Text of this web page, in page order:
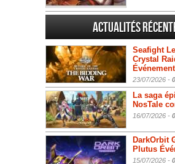
Actualités
Seafight
Crystal
Événement
23/07/2026 -
La saga
NosTale
16/07/2026 -
DarkOrbit
Plutus
15/07/2026 -